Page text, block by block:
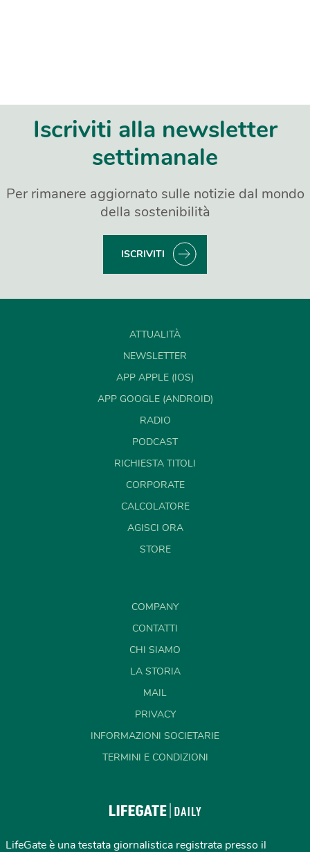
Iscriviti alla newsletter
settimanale
Per rimanere aggiornato sulle notizie dal mondo
della sostenibilità
ISCRIVITI
ATTUALITÀ
NEWSLETTER
APP APPLE (IOS)
APP GOOGLE (ANDROID)
RADIO
PODCAST
RICHIESTA TITOLI
CORPORATE
CALCOLATORE
AGISCI ORA
STORE
COMPANY
CONTATTI
CHI SIAMO
LA STORIA
MAIL
PRIVACY
INFORMAZIONI SOCIETARIE
TERMINI E CONDIZIONI
LifeGate è una testata giornalistica registrata presso il